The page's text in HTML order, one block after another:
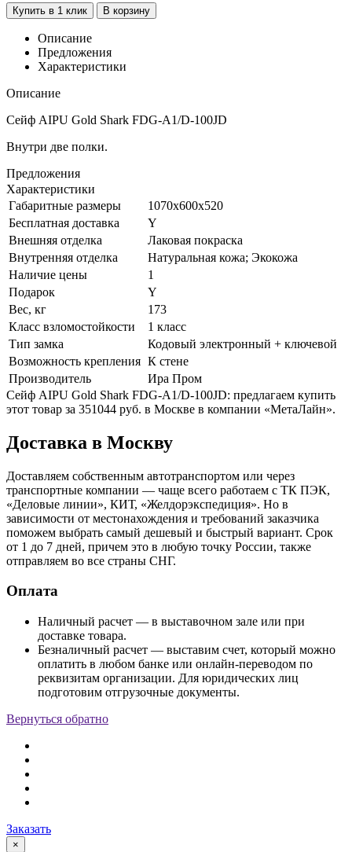
Купить в 1 клик В корзину
Описание
Предложения
Характеристики
Описание
Сейф AIPU Gold Shark FDG-A1/D-100JD
Внутри две полки.
Предложения
Характеристики
Габаритные размеры
1070x600x520
Бесплатная доставка
Y
Внешняя отделка
Лаковая покраска
Внутренняя отделка
Натуральная кожа; Экокожа
Наличие цены
1
Подарок
Y
Вес, кг
173
Класс взломостойкости
1 класс
Тип замка
Кодовый электронный + ключевой
Возможность крепления К стене
Производитель
Ира Пром
Сейф AIPU Gold Shark FDG-A1/D-100JD: предлагаем купить
этот товар за 351044 руб. в Москве в компании «МетаЛайн».
Доставка в Москву
Доставляем собственным автотранспортом или через
транспортные компании — чаще всего работаем с ТК ПЭК,
«Деловые линии», КИТ, «Желдорэкспедиция». Но в
зависимости от местонахождения и требований заказчика
поможем выбрать самый дешевый и быстрый вариант. Срок
от 1 до 7 дней, причем это в любую точку России, также
отправляем во все страны СНГ.
Оплата
Наличный расчет — в выставочном зале или при
доставке товара.
Безналичный расчет — выставим счет, который можно
оплатить в любом банке или онлайн-переводом по
реквизитам организации. Для юридических лиц
подготовим отгрузочные документы.
Вернуться обратно
Заказать
×